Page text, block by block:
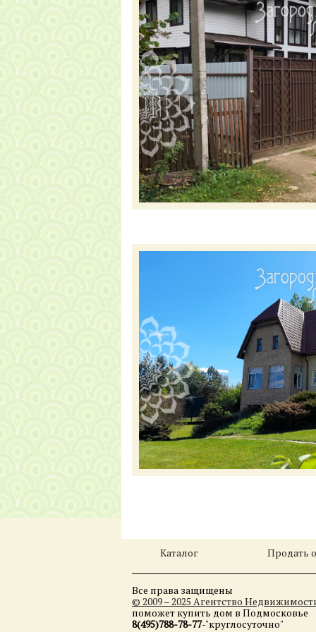
Каталог Продать
Все права защищены
© 2009 – 2025 Агентство
поможет купить дом в Подмосковье
8(495)788-78-77-"круглосуточно"